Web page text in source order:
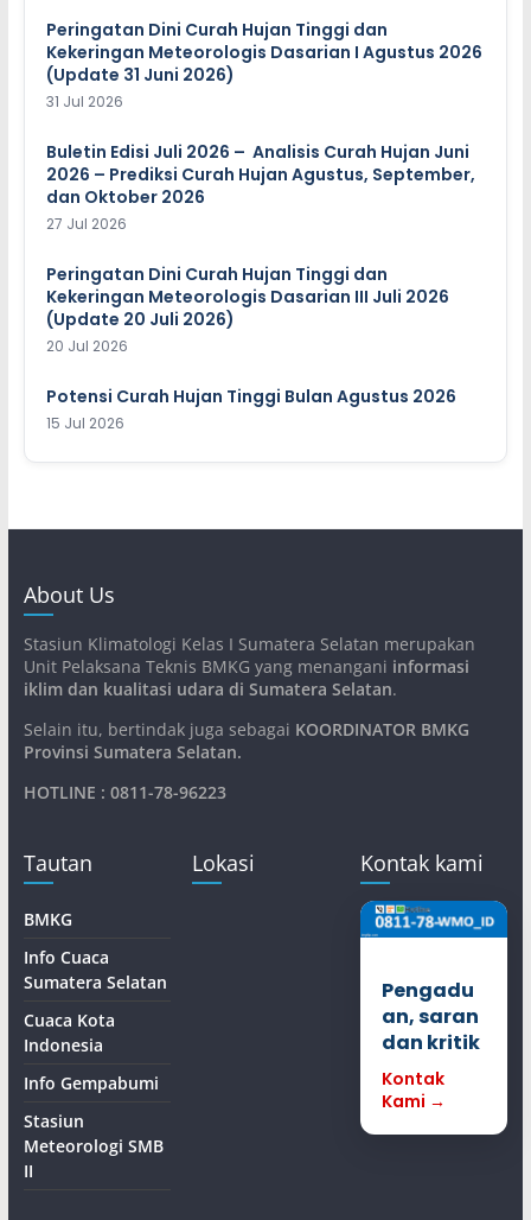
Peringatan Dini Curah Hujan Tinggi dan
Kekeringan Meteorologis Dasarian I Agustus 2026
(Update 31 Juni 2026)
31 Jul 2026
Buletin Edisi Juli 2026 – Analisis Curah Hujan Juni
2026 – Prediksi Curah Hujan Agustus, September,
dan Oktober 2026
27 Jul 2026
Peringatan Dini Curah Hujan Tinggi dan
Kekeringan Meteorologis Dasarian III Juli 2026
(Update 20 Juli 2026)
20 Jul 2026
Potensi Curah Hujan Tinggi Bulan Agustus 2026
15 Jul 2026
About Us
Stasiun Klimatologi Kelas I Sumatera Selatan merupakan
Unit Pelaksana Teknis BMKG yang menangani informasi
iklim dan kualitasi udara di Sumatera Selatan.
Selain itu, bertindak juga sebagai KOORDINATOR BMKG
Provinsi Sumatera Selatan.
HOTLINE : 0811-78-96223
Tautan
BMKG
Info Cuaca
Sumatera Selatan
Cuaca Kota
Indonesia
Info Gempabumi
Stasiun
Meteorologi SMB
II
Lokasi Kontak kami
Pengadu
an, saran
dan kritik
Kontak
Kami →